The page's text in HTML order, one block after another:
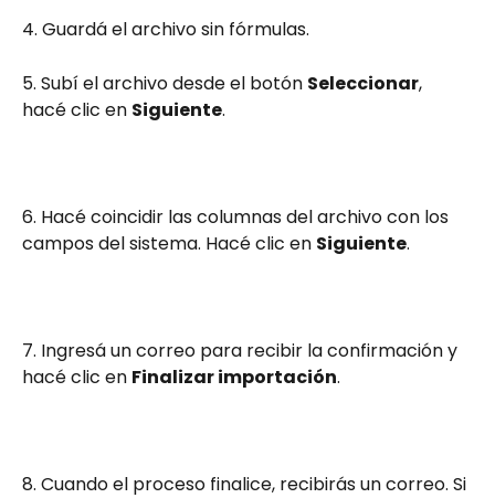
4. Guardá el archivo sin fórmulas.
5. Subí el archivo desde el botón Seleccionar,
hacé clic en Siguiente.
6. Hacé coincidir las columnas del archivo con los
campos del sistema. Hacé clic en Siguiente.
7. Ingresá un correo para recibir la confirmación y
hacé clic en Finalizar importación.
8. Cuando el proceso finalice, recibirás un correo. Si